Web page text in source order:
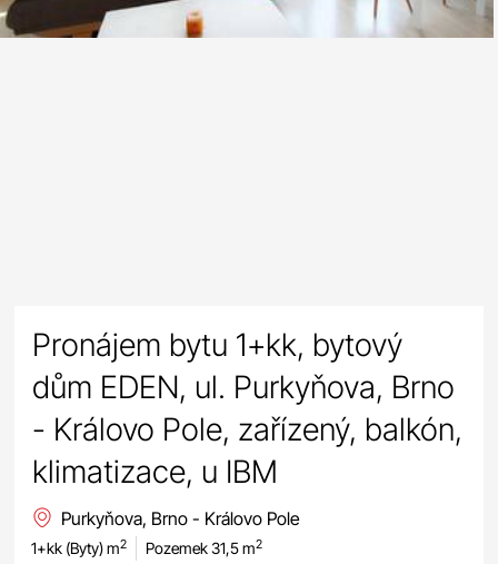
Pronájem bytu 1+kk, bytový
dům EDEN, ul. Purkyňova, Brno
- Královo Pole, zařízený, balkón,
klimatizace, u IBM
Purkyňova, Brno - Královo Pole
1+kk (Byty) m2 Pozemek 31,5 m2